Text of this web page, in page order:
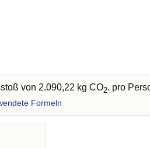
von 2.090,22 kg CO2. pro
Formeln